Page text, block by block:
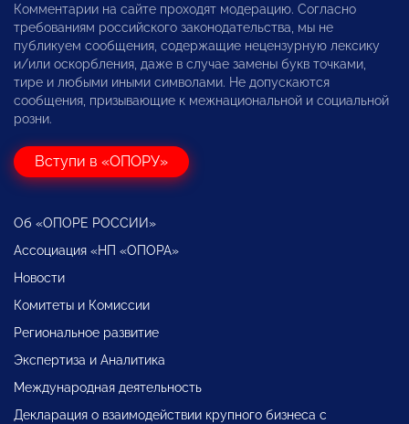
Комментарии на сайте проходят модерацию. Согласно
требованиям российского законодательства, мы не
публикуем сообщения, содержащие нецензурную лексику
и/или оскорбления, даже в случае замены букв точками,
тире и любыми иными символами. Не допускаются
сообщения, призывающие к межнациональной и социальной
розни.
Вступи в «ОПОРУ»
Об «ОПОРЕ РОССИИ»
Ассоциация «НП «ОПОРА»
Новости
Комитеты и Комиссии
Региональное развитие
Экспертиза и Аналитика
Международная деятельность
Декларация о взаимодействии крупного бизнеса с